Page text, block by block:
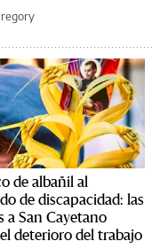
de albañil al
de discapacidad: las
a San Cayetano
deterioro del trabajo